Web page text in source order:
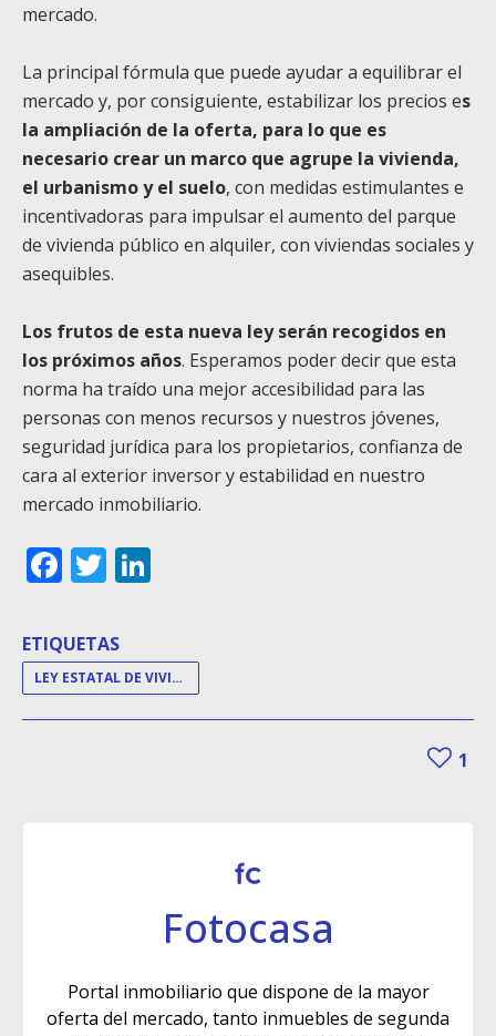
mercado.
La principal fórmula que puede ayudar a equilibrar el
mercado y, por consiguiente, estabilizar los precios es
la ampliación de la oferta, para lo que es
necesario crear un marco que agrupe la vivienda,
el urbanismo y el suelo, con medidas estimulantes e
incentivadoras para impulsar el aumento del parque
de vivienda público en alquiler, con viviendas sociales y
asequibles.
Los frutos de esta nueva ley serán recogidos en
los próximos años. Esperamos poder decir que esta
norma ha traído una mejor accesibilidad para las
personas con menos recursos y nuestros jóvenes,
seguridad jurídica para los propietarios, confianza de
cara al exterior inversor y estabilidad en nuestro
mercado inmobiliario.
Facebook
Twitter
ETIQUETAS
LEY ESTATAL DE VIVIENDA
1
Fotocasa
Portal inmobiliario que dispone de la mayor
oferta del mercado, tanto inmuebles de segunda